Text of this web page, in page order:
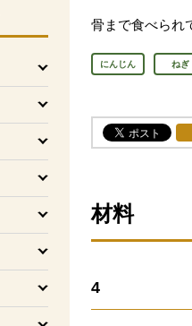
骨まで食べられ
にんじん ねぎ
材料
4